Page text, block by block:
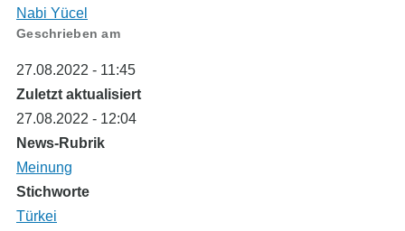
Nabi Yücel
Geschrieben am
27.08.2022 - 11:45
Zuletzt aktualisiert
27.08.2022 - 12:04
News-Rubrik
Meinung
Stichworte
Türkei